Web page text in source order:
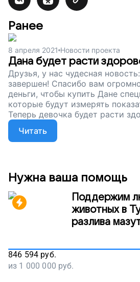
Ранее
8 апреля 2021 Новости проекта
Дана будет расти
Друзья, у нас чудесная
завершен! Спасибо вам
деньги, чтобы купить Дане
которые будут измерять
Теперь девочка будет расти
Читать
Нужна ваша помощь
Поддержим
животных в
разлива
846 594 руб.
из 1 000 000 руб.